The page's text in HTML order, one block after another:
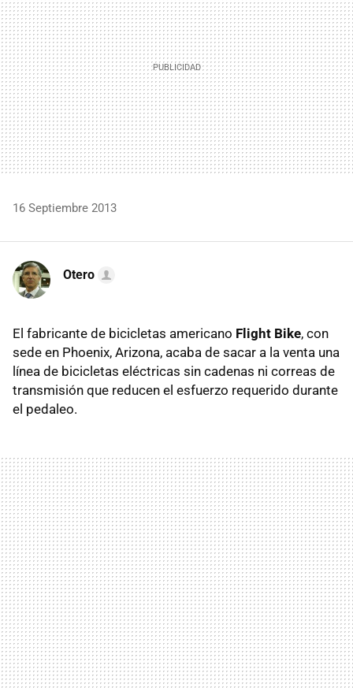
16 Septiembre 2013
Otero
El fabricante de bicicletas americano Flight Bike, con
sede en Phoenix, Arizona, acaba de sacar a la venta una
línea de bicicletas eléctricas sin cadenas ni correas de
transmisión que reducen el esfuerzo requerido durante
el pedaleo.